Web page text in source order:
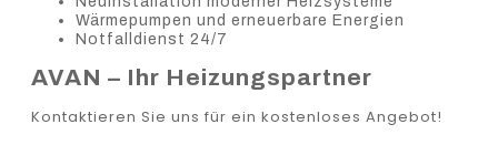
Wärmepumpen und erneuerbare Energien
Notfalldienst 24/7
AVAN – Ihr Heizungspartner
Kontaktieren Sie uns für ein kostenloses Angebot!